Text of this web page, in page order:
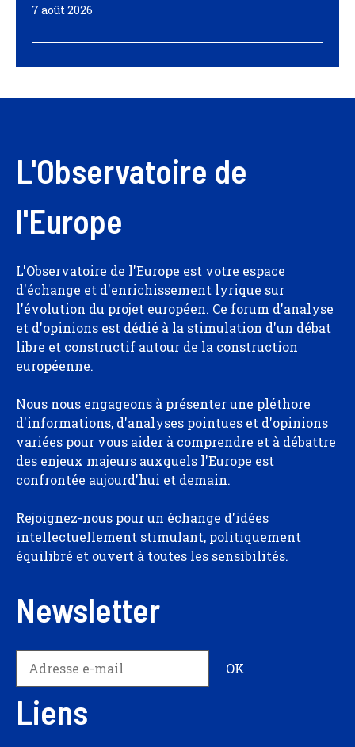
7 août 2026
L'Observatoire de
l'Europe
L'Observatoire de l'Europe est votre espace
d'échange et d'enrichissement lyrique sur
l'évolution du projet européen. Ce forum d'analyse
et d'opinions est dédié à la stimulation d'un débat
libre et constructif autour de la construction
européenne.
Nous nous engageons à présenter une pléthore
d'informations, d'analyses pointues et d'opinions
variées pour vous aider à comprendre et à débattre
des enjeux majeurs auxquels l'Europe est
confrontée aujourd'hui et demain.
Rejoignez-nous pour un échange d'idées
intellectuellement stimulant, politiquement
équilibré et ouvert à toutes les sensibilités.
Newsletter
Liens